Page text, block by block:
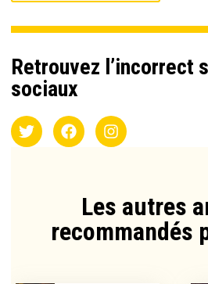
Retrouvez l’incorrect
sociaux
Les autres
recommandés